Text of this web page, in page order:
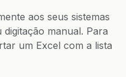
aos seus sistemas
digitação manual. Para
um Excel com a lista